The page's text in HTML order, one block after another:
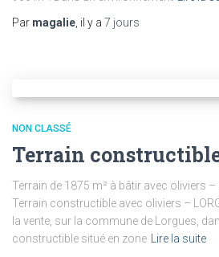
Par magalie , il y a 7 jours
NON CLASSÉ
Terrain
Terrain de 1875 m² à bâtir avec oliviers –
Terrain constructible avec oliviers –
la vente, sur la commune de Lorgues,
constructible situé en zone
Lire la suite